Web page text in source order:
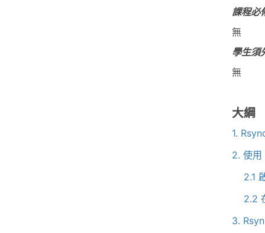
課程必
無
學生須
無
大綱
1.
2. 使用
2.1
2.2
3.